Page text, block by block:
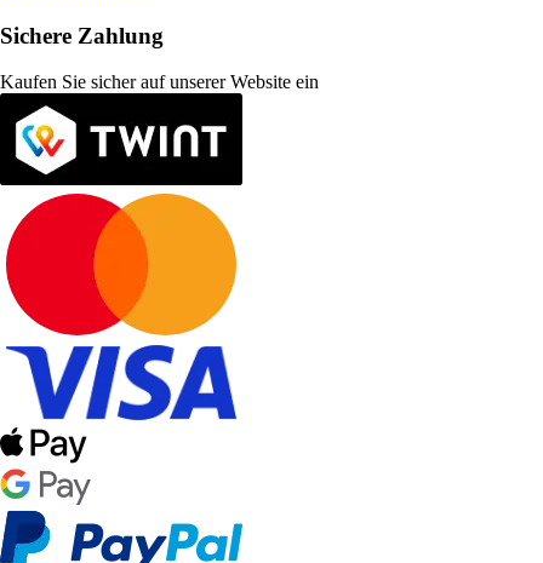
Sichere Zahlung
Kaufen Sie sicher auf unserer Website ein